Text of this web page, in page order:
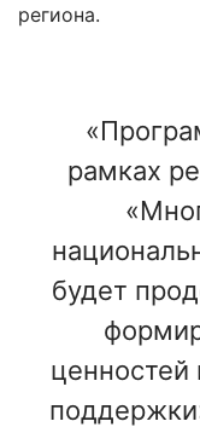
региона.
рамках
будет